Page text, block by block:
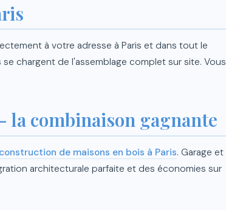
à votre adresse à Paris et dans tout le
chargent de l'assemblage complet sur site. Vous
la combinaison gagnante
construction de maisons en bois à Paris. Garage et
architecturale parfaite et des économies sur